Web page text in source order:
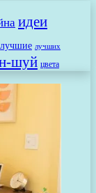
идеи
лучшие лучших
шуй цвета